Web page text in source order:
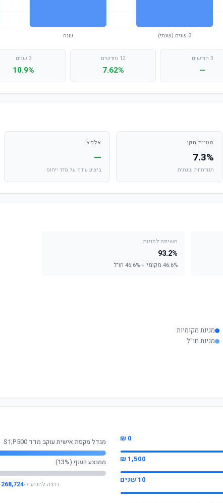
3 חודשים
—
12 חודשים
7.62%
3 שנים
10.9%
סטיית תקן
7.3%
תנודתיות שנתית
אלפא
—
ביצוע עודף על מדד ייחוס
חשיפה למניות
93.2%
46.6% מקומי + 46.6% חו"ל
מניות מקומיות
מניות חו"ל
0 ₪
1,500 ₪
10 שנים
מגדל מקפת אישית עוקב מדד S1;P500
ממוצע הענף (13%)
רוצה להגיע ל-268,724 ₪